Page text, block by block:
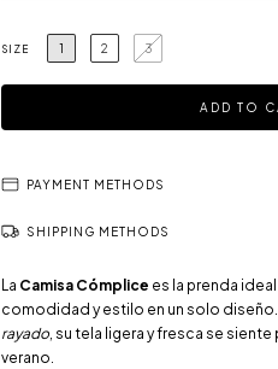
SIZE 1 2 3
PAYMENT METHODS
SHIPPING METHODS
La Camisa Cómplice es la prenda
comodidad y estilo en un solo
rayado, su tela ligera y fresca se
verano.